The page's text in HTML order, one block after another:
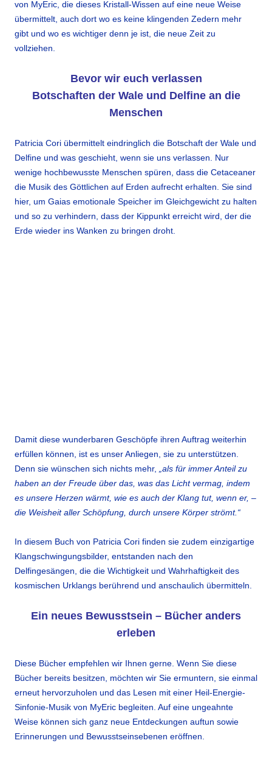
von MyEric, die dieses Kristall-Wissen auf eine neue Weise
übermittelt, auch dort wo es keine klingenden Zedern mehr
gibt und wo es wichtiger denn je ist, die neue Zeit zu
vollziehen.
Bevor wir euch verlassen
Botschaften der Wale und Delfine an die
Menschen
Patricia Cori übermittelt eindringlich die Botschaft der Wale und
Delfine und was geschieht, wenn sie uns verlassen. Nur
wenige hochbewusste Menschen spüren, dass die Cetaceaner
die Musik des Göttlichen auf Erden aufrecht erhalten. Sie sind
hier, um Gaias emotionale Speicher im Gleichgewicht zu halten
und so zu verhindern, dass der Kippunkt erreicht wird, der die
Erde wieder ins Wanken zu bringen droht.
Damit diese wunderbaren Geschöpfe ihren Auftrag weiterhin
erfüllen können, ist es unser Anliegen, sie zu unterstützen.
Denn sie wünschen sich nichts mehr,
„als für immer Anteil zu
haben an der Freude über das, was das Licht vermag, indem
es unsere Herzen wärmt, wie es auch der Klang tut, wenn er, –
die Weisheit aller Schöpfung, durch unsere Körper strömt.“
In diesem Buch von Patricia Cori finden sie zudem einzigartige
Klangschwingungsbilder, entstanden nach den
Delfingesängen, die die Wichtigkeit und Wahrhaftigkeit des
kosmischen Urklangs berührend und anschaulich übermitteln.
Ein neues Bewusstsein – Bücher anders
erleben
Diese Bücher empfehlen wir Ihnen gerne. Wenn Sie diese
Bücher bereits besitzen, möchten wir Sie ermuntern, sie einmal
erneut hervorzuholen und das Lesen mit einer Heil-Energie-
Sinfonie-Musik von MyEric begleiten. Auf eine ungeahnte
Weise können sich ganz neue Entdeckungen auftun sowie
Erinnerungen und Bewusstseinsebenen eröffnen.